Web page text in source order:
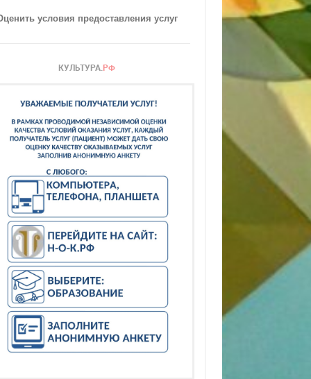
условия предоставления услуг